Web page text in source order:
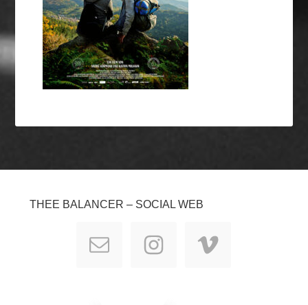
THEE BALANCER – SOCIAL WEB